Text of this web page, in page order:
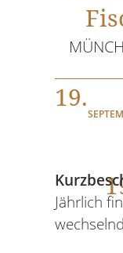
19.
Jährlich